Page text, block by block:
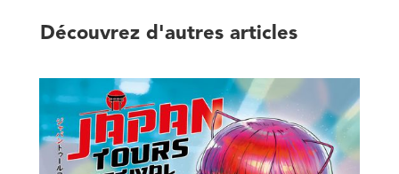
Découvrez d'autres articles